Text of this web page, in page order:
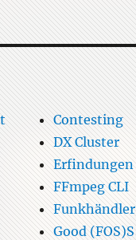
Contesting
DX Cluster
Erfindungen
FFmpeg CLI
Funkhändler
Good (FOS)S